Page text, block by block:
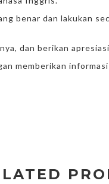
benar dan lakukan
dan berikan
memberikan